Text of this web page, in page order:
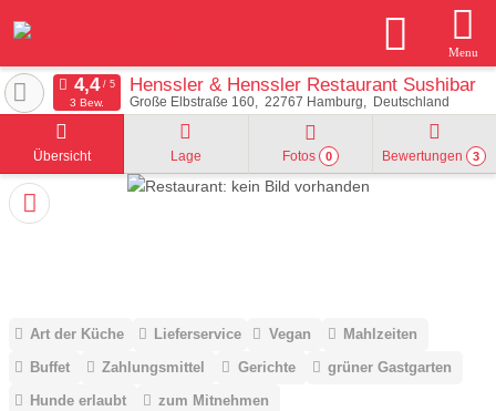
Menu
Henssler & Henssler Restaurant Sushibar
Große Elbstraße 160 22767 Hamburg Deutschland
3 Bew.
Übersicht Lage Fotos 0 Bewertungen 3
Art der Küche Lieferservice Vegan
Mahlzeiten
Buffet
Zahlungsmittel Gerichte
grüner Gastgarten
Hunde erlaubt
zum Mitnehmen